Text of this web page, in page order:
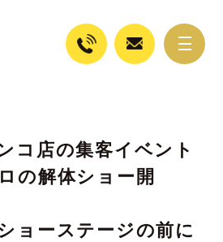
コ店の集客イベント
の解体ショー開
ョーステージの前に